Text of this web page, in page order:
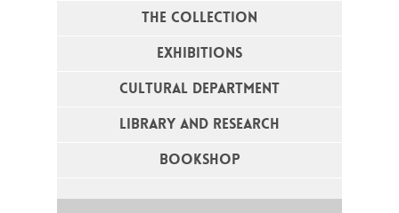
THE COLLECTION
EXHIBITIONS
CULTURAL DEPARTMENT
LIBRARY AND RESEARCH
BOOKSHOP